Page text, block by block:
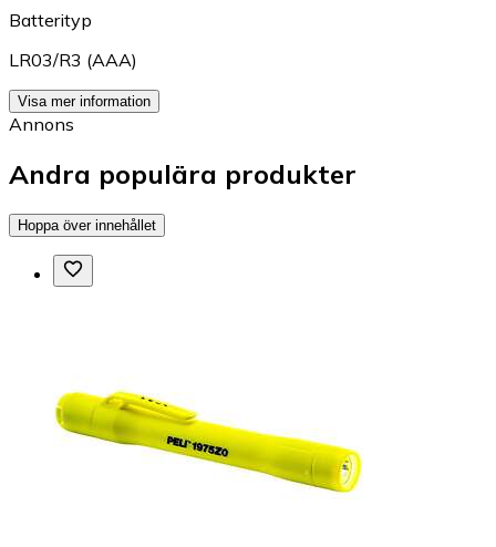
Batterityp
LR03/R3 (AAA)
Visa mer information
Annons
Andra populära produkter
Hoppa över innehållet